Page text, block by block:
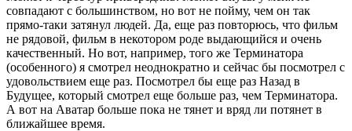
совпадают с большинством, но вот не пойму, чем он так
прямо-таки затянул людей. Да, еще раз повторюсь, что фильм
не рядовой, фильм в некотором роде выдающийся и очень
качественный. Но вот, например, того же Терминатора
(особенного) я смотрел неоднократно и сейчас бы посмотрел с
удовольствием еще раз. Посмотрел бы еще раз Назад в
Будущее, который смотрел еще больше раз, чем Терминатора.
А вот на Аватар больше пока не тянет и вряд ли потянет в
ближайшее время.